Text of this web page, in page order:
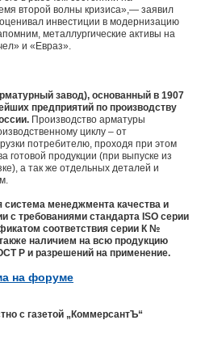
второй волны кризиса»,— заявил
инвестиции в модернизацию
металлургические активы на
и «Евраз».
завод), основанный в 1907
предприятий по производству
Производство арматуры
циклу – от
потребителю, проходя при этом
готовой продукции (при выпуске из
а так же отдельных деталей и
система менеджмента качества и
с требованиями стандарта ISO серии
соответствия серии К №
наличием на всю продукцию
Р и разрешений на применение.
на форуме
с газетой „КоммерсантЪ“